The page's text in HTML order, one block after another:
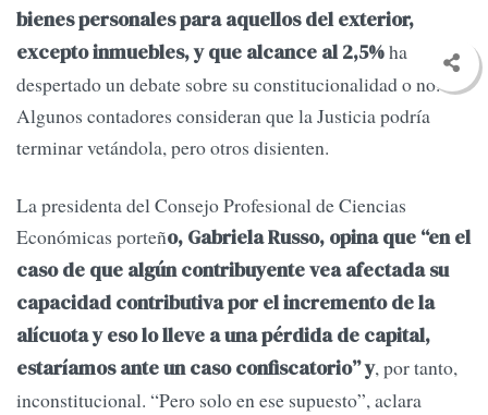
bienes personales para aquellos del exterior,
excepto inmuebles, y que alcance al 2,5%ha
despertado un debate sobre su constitucionalidad o no.
Algunos contadores consideran que la Justicia podría
terminar vetándola, pero otros disienten.
La presidenta del Consejo Profesional de Ciencias
Económicas porteño, Gabriela Russo, opina que “en el
caso de que algún contribuyente vea afectada su
capacidad contributiva por el incremento de la
alícuota y eso lo lleve a una pérdida de capital,
estaríamos ante un caso confiscatorio” y, por tanto,
inconstitucional. “Pero solo en ese supuesto”, aclara